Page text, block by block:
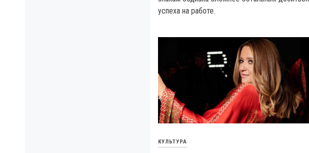
успеха на работе.
КУЛЬТУРА